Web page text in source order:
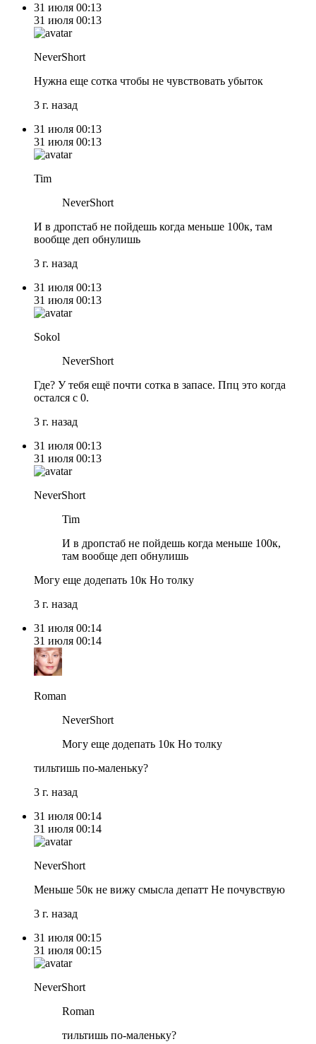
31 июля 00:13
31 июля 00:13
NeverShort
Нужна еще сотка чтобы не чувствовать убыток
3 г. назад
31 июля 00:13
31 июля 00:13
Tim
NeverShort
И в дропстаб не пойдешь когда меньше 100к, там
вообще деп обнулишь
3 г. назад
31 июля 00:13
31 июля 00:13
Sokol
NeverShort
Где? У тебя ещё почти сотка в запасе. Ппц это когда
остался с 0.
3 г. назад
31 июля 00:13
31 июля 00:13
NeverShort
Tim
И в дропстаб не пойдешь когда меньше 100к,
там вообще деп обнулишь
Могу еще додепать 10к Но толку
3 г. назад
31 июля 00:14
31 июля 00:14
Roman
NeverShort
Могу еще додепать 10к Но толку
тильтишь по-маленьку?
3 г. назад
31 июля 00:14
31 июля 00:14
NeverShort
Меньше 50к не вижу смысла депатт Не почувствую
3 г. назад
31 июля 00:15
31 июля 00:15
NeverShort
Roman
тильтишь по-маленьку?